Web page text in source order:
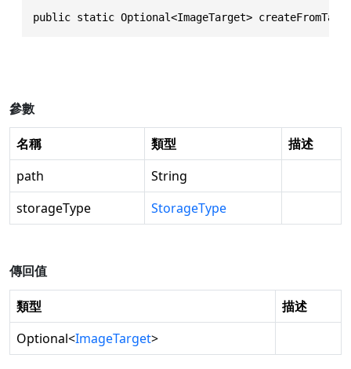
public static Optional<ImageTarget>
參數
名稱 類型
描述
path
String
storageType
StorageType
傳回值
類型
描述
Optional<ImageTarget>